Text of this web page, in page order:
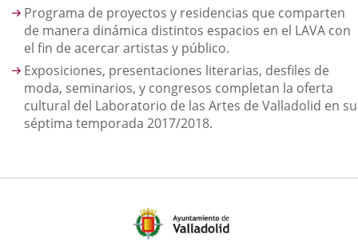
Programa de proyectos y residencias que comparten
de manera dinámica distintos espacios en el LAVA con
el fin de acercar artistas y público.
Exposiciones, presentaciones literarias, desfiles de
moda, seminarios, y congresos completan la oferta
cultural del Laboratorio de las Artes de Valladolid en su
séptima temporada 2017/2018.